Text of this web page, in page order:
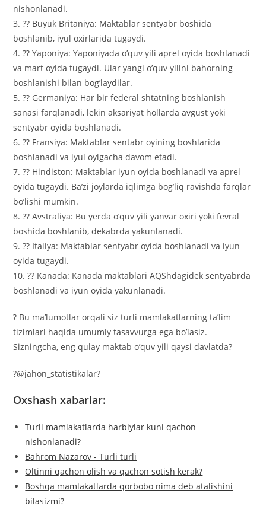
nishonlanadi.
3. ?? Buyuk Britaniya: Maktablar sentyabr boshida
boshlanib, iyul oxirlarida tugaydi.
4. ?? Yaponiya: Yaponiyada o’quv yili aprel oyida boshlanadi
va mart oyida tugaydi. Ular yangi o’quv yilini bahorning
boshlanishi bilan bog’laydilar.
5. ?? Germaniya: Har bir federal shtatning boshlanish
sanasi farqlanadi, lekin aksariyat hollarda avgust yoki
sentyabr oyida boshlanadi.
6. ?? Fransiya: Maktablar sentabr oyining boshlarida
boshlanadi va iyul oyigacha davom etadi.
7. ?? Hindiston: Maktablar iyun oyida boshlanadi va aprel
oyida tugaydi. Ba’zi joylarda iqlimga bog’liq ravishda farqlar
bo’lishi mumkin.
8. ?? Avstraliya: Bu yerda o’quv yili yanvar oxiri yoki fevral
boshida boshlanib, dekabrda yakunlanadi.
9. ?? Italiya: Maktablar sentyabr oyida boshlanadi va iyun
oyida tugaydi.
10. ?? Kanada: Kanada maktablari AQShdagidek sentyabrda
boshlanadi va iyun oyida yakunlanadi.
? Bu ma’lumotlar orqali siz turli mamlakatlarning ta’lim
tizimlari haqida umumiy tasavvurga ega bo’lasiz.
Sizningcha, eng qulay maktab o’quv yili qaysi davlatda?
?@jahon_statistikalar?
Oxshash xabarlar:
Turli mamlakatlarda harbiylar kuni qachon
nishonlanadi?
Bahrom Nazarov - Turli turli
Oltinni qachon olish va qachon sotish kerak?
Boshqa mamlakatlarda qorbobo nima deb atalishini
bilasizmi?